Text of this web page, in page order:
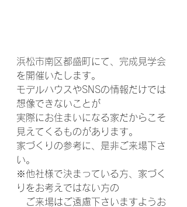
浜松市南区都盛町にて、完成見学会
を開催いたします。
モデルハウスやSNSの情報だけでは
想像できないことが
実際にお住まいになる家だからこそ
見えてくるものがあります。
家づくりの参考に、是非ご来場下さ
い。
※他社様で決まっている方、家づく
りをお考えではない方の
ご来場はご遠慮下さいますようお